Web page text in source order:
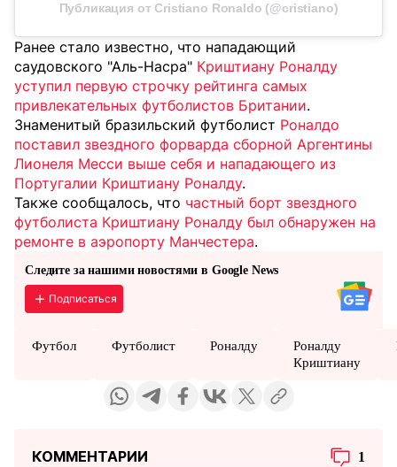
Публикация от Cristiano Ronaldo (@cristiano)
Ранее стало известно, что нападающий
саудовского "Аль-Насра" Криштиану Роналду
уступил первую строчку рейтинга самых
привлекательных футболистов Британии.
Знаменитый бразильский футболист Роналдо
поставил звездного форварда сборной Аргентины
Лионеля Месси выше себя и нападающего из
Португалии Криштиану Роналду.
Также сообщалось, что частный борт звездного
футболиста Криштиану Роналду был обнаружен на
ремонте в аэропорту Манчестера.
Следите за нашими новостями в Google News
Подписаться
Футбол Футболист Роналду
Роналду
Криштиану
КОММЕНТАРИИ 1